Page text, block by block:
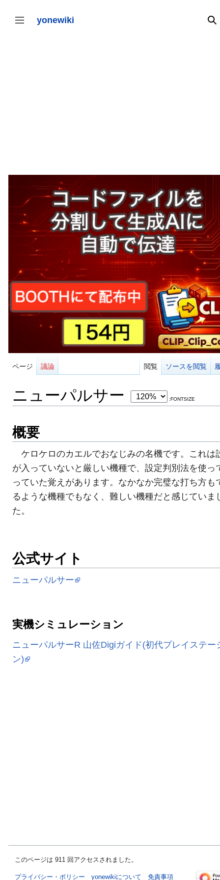
テ
サイドバーの切り替え yonewiki 検
ページ 議論 閲覧 ソースを閲覧
ニューパルサー :FONTSIZE
概要
ケロケロのカエルでおなじみの名機です。これは
が入っていないと厳しい機種で、設定判別法を使っ
っていた覚えがあります。なかなか完璧な打ち方も
るような機種でもなく、難しい機種だと感じていま
た。
公式サイト
ニューパルサー
実機シミュレーション
ニューパルサーR 山佐Digiガイド(初代プレイステー
ン)
このページは 911 回アクセスされました。
プライバシー・ポリシー yonewikiについて 免責事項